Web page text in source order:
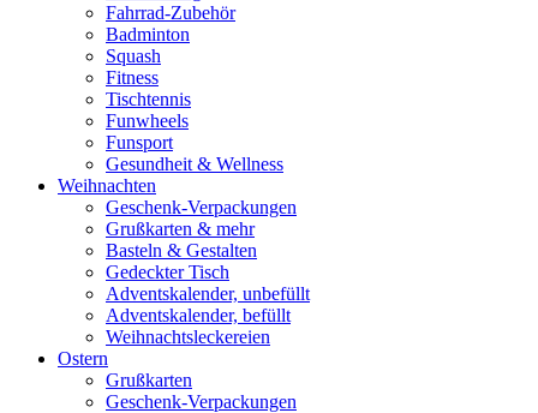
Fahrrad-Zubehör
Badminton
Squash
Fitness
Tischtennis
Funwheels
Funsport
Gesundheit & Wellness
Weihnachten
Geschenk-Verpackungen
Grußkarten & mehr
Basteln & Gestalten
Gedeckter Tisch
Adventskalender, unbefüllt
Adventskalender, befüllt
Weihnachtsleckereien
Ostern
Grußkarten
Geschenk-Verpackungen